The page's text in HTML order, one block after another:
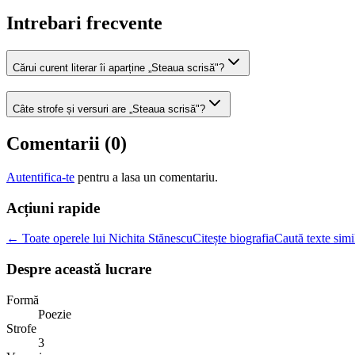
Intrebari frecvente
Cărui curent literar îi aparține „Steaua scrisă"?
Câte strofe și versuri are „Steaua scrisă"?
Comentarii (0)
Autentifica-te pentru a lasa un comentariu.
Acțiuni rapide
← Toate operele lui Nichita StănescuCitește biografiaCaută texte
Despre această lucrare
Formă
Poezie
Strofe
3